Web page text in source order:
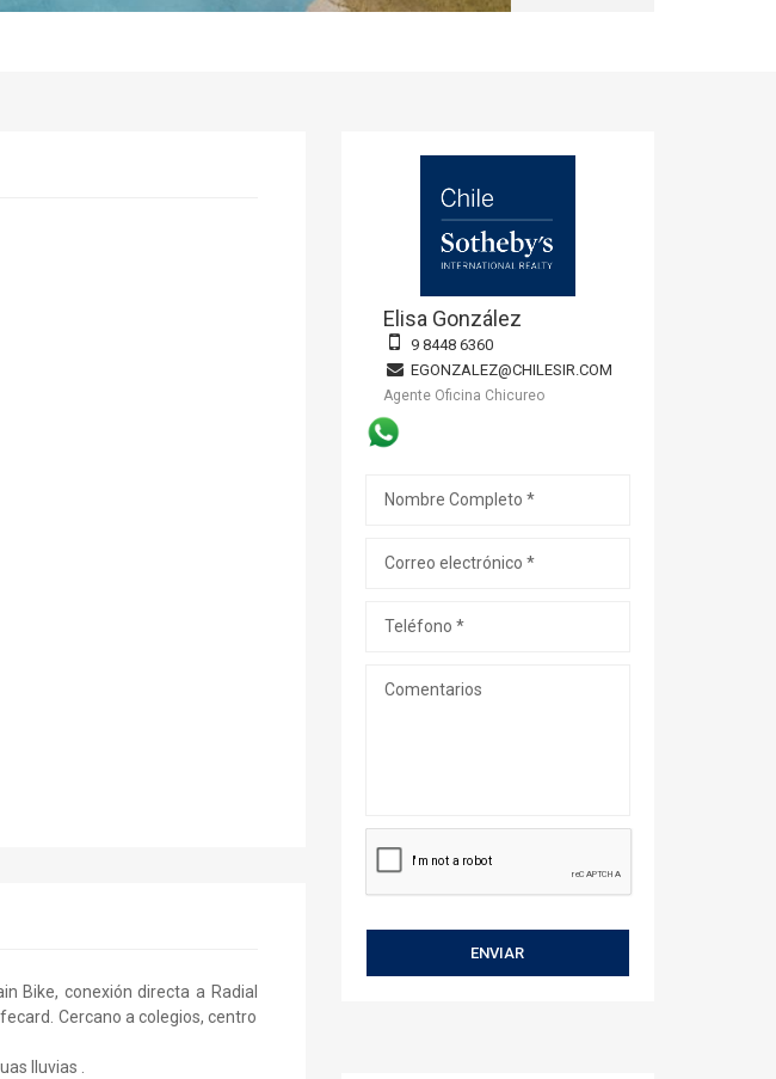
Bike, conexión directa a Radial
Cercano a colegios, centro
lluvias .
Elisa González
9 8448 6360
EGONZALEZ@CHILESIR.COM
Agente Oficina Chicureo